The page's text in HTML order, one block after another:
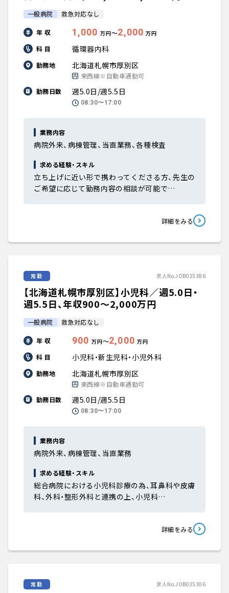
一般病院 救急対応なし
年 収 1,000 万円〜2,000 万円
科 目 循環器内科
勤務地 北海道札幌市厚別区
東西線※自動車通勤可
勤務日数
週5.0日/週5.5日
08:30〜17:00
業務内容
病院外来、病棟管理、当直業務、各種検査
求める経験・スキル
立ち上げに近い形で携わってくださる方、先生の
ご希望に応じて勤務内容の相談が可能で…
詳細をみる
常勤 求人No.JOB035386
【北海道札幌市厚別区】小児科／週5.0日・
週5.5日、年収900〜2,000万円
一般病院 救急対応なし
年 収 900 万円〜2,000 万円
科 目 小児科・新生児科・小児外科
勤務地 北海道札幌市厚別区
東西線※自動車通勤可
勤務日数
週5.0日/週5.5日
08:30〜17:00
業務内容
病院外来、病棟管理、当直業務
求める経験・スキル
総合病院における小児科診療の為、耳鼻科や皮膚
科、外科・整形外科と連携の上、小児科…
詳細をみる
常勤 求人No.JOB035306